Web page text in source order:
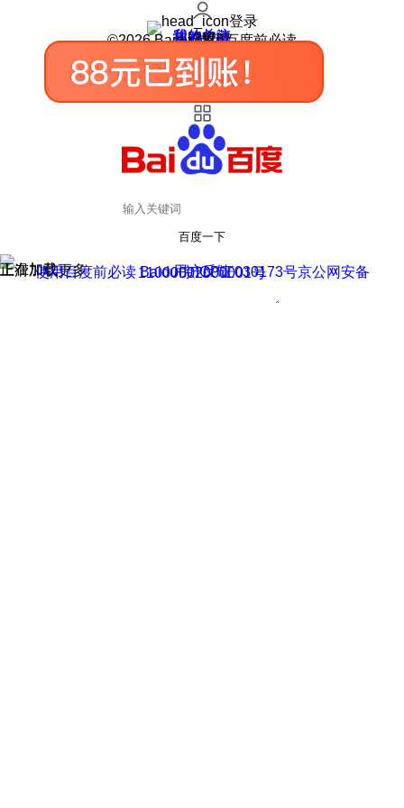
登录
我的关注
我的收藏
皮肤中心
用户反馈
设置
©2026 Baidu 使用百度前必读
百度一下
正在加载
上滑加载更多 用户反馈
使用百度前必读 Baidu 京ICP证030173号
京公网安备11000002000001号